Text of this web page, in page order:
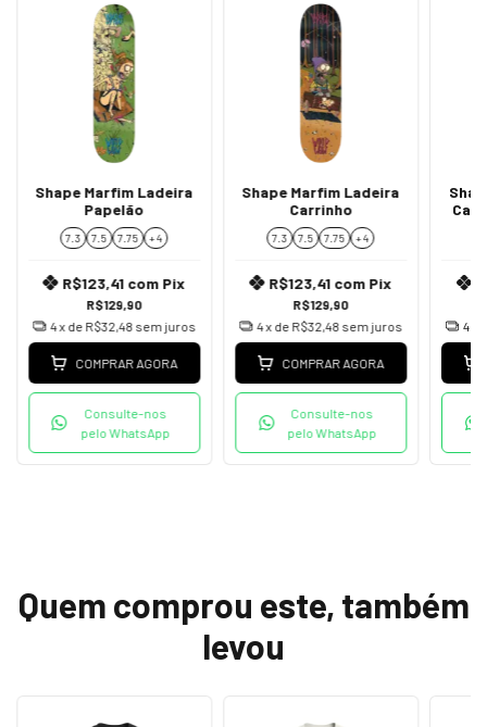
Shape Marfim Ladeira
Papelão
7.3 7.5 7.75 + 4
R$129,90
R$123,41 com Pix
4x de R$32,48 sem juros
COMPRAR AGORA
Consulte-nos
pelo WhatsApp
Shape Marfim Ladeira
Carrinho
7.3 7.5 7.75 + 4
R$129,90
R$123,41 com Pix
4x de R$32,48 sem juros
COMPRAR AGORA
Consulte-nos
pelo WhatsApp
4
Quem comprou este, também
levou